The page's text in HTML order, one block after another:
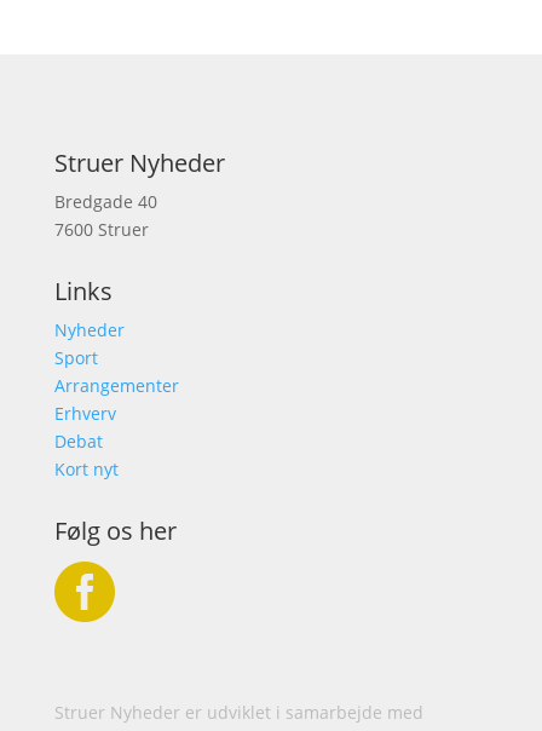
Struer Nyheder
Bredgade 40
7600 Struer
Links
Nyheder
Sport
Arrangementer
Erhverv
Debat
Kort nyt
Følg os her

Struer Nyheder er udviklet i samarbejde med